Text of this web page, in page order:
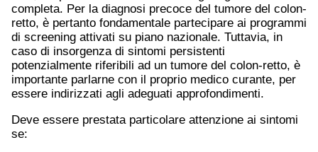
completa. Per la diagnosi precoce del tumore del colon-
retto, è pertanto fondamentale partecipare ai programmi
di screening attivati su piano nazionale. Tuttavia, in
caso di insorgenza di sintomi persistenti
potenzialmente riferibili ad un tumore del colon-retto, è
importante parlarne con il proprio medico curante, per
essere indirizzati agli adeguati approfondimenti.
Deve essere prestata particolare attenzione ai sintomi
se: